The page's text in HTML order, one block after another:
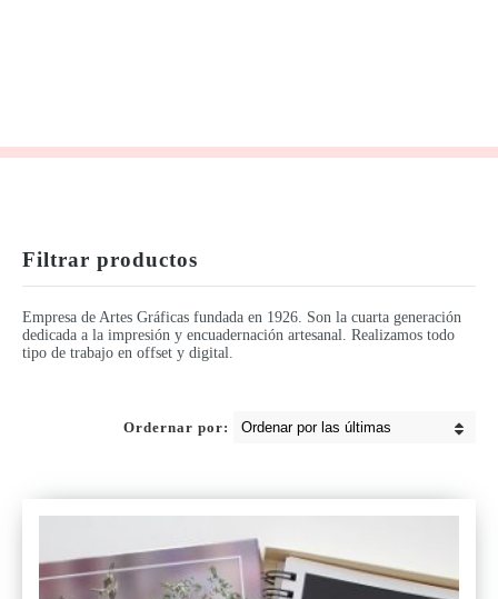
Filtrar productos
Empresa de Artes Gráficas fundada en 1926. Son la cuarta generación
dedicada a la impresión y encuadernación artesanal. Realizamos todo
tipo de trabajo en offset y digital.
Ordernar por: